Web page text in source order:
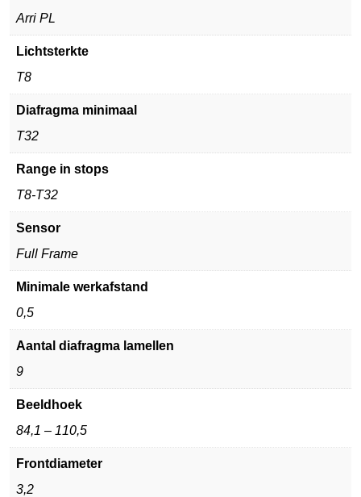
Arri PL
Lichtsterkte
T8
Diafragma minimaal
T32
Range in stops
T8-T32
Sensor
Full Frame
Minimale werkafstand
0,5
Aantal diafragma lamellen
9
Beeldhoek
84,1 – 110,5
Frontdiameter
3,2